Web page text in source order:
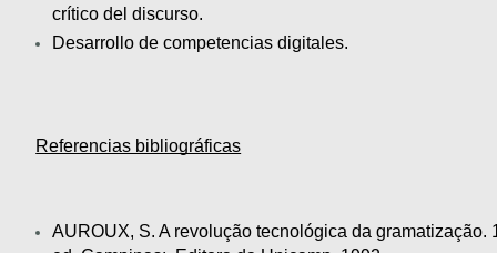
crítico del discurso.
Desarrollo de competencias digitales.
Referencias bibliográficas
AUROUX, S. A revolução tecnológica da gramatização.